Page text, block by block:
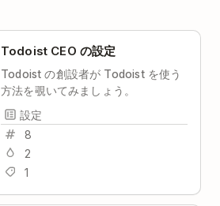
Todoist CEO の設定
Todoist の創設者が Todoist を使う
方法を覗いてみましょう。
設定
8
2
1